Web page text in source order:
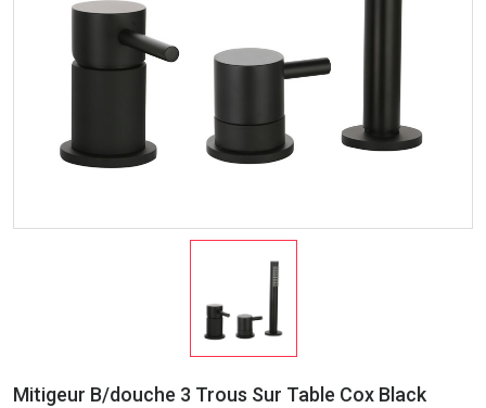
Mitigeur B/douche 3 Trous Sur Table Cox Black